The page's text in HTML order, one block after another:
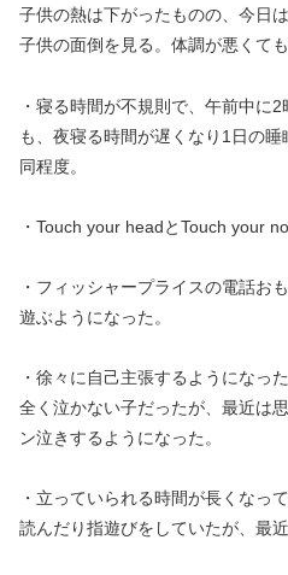
子供の熱は下がったものの、今日
子供の面倒を見る。体調が悪くて
・寝る時間が不規則で、午前中に
も、夜寝る時間が遅くなり1日の
同程度。
・Touch your headとTouch your
・フィッシャープライスの電話お
遊ぶようになった。
・徐々に自己主張するようになっ
全く泣かない子だったが、最近は
ン泣きするようになった。
・立っていられる時間が長くなっ
読んだり指遊びをしていたが、最